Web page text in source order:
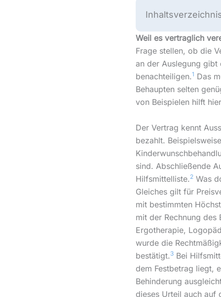
Weil es vertraglich
Frage stellen, ob die
an der Auslegung gibt
benachteiligen.1 Das
Behaupten selten
von Beispielen hilft
Der Vertrag kennt
bezahlt.
sind. Abschließende
Hilfsmittelliste. 2Was
Gleiches gilt für
mit bestimmten
mit der Rechnung des
Ergotherapie,
wurde die
bestätigt. 3Bei
dem Festbetrag liegt,
Behinderung
dieses Urteil auch auf